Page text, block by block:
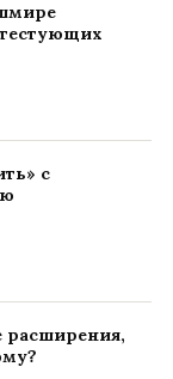
с
расширения,